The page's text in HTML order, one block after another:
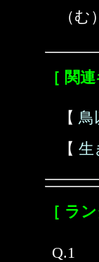
（
［ 関
【 鳥
【 生
［ ラ
Q.1